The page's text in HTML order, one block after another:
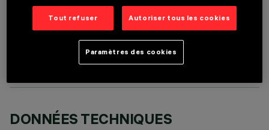
COMPOSANTS OPTIONNELS
DONNÉES TECHNIQUES
Tout refuser Autoriser tous les cookies
Paramètres des cookies